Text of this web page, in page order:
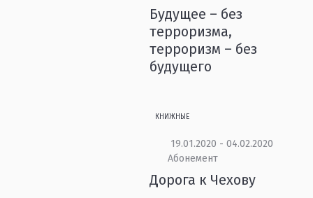
Будущее – без
терроризма,
терроризм – без
будущего
КНИЖНЫЕ
19.01.2020 - 04.02.2020
Абонемент
Дорога к Чехову